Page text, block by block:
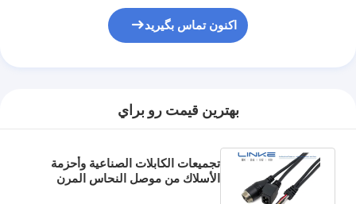
اکنون تماس بگیرید
بهترين قيمت رو براي
تجميعات الكابلات الصناعية وأحزمة
الأسلاك من موصل النحاس المرن